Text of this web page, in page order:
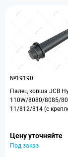
№19190
Палец ковша JCB
110W/8080/8085/
11/812/814 (с
Цену уточняйте
Под заказ